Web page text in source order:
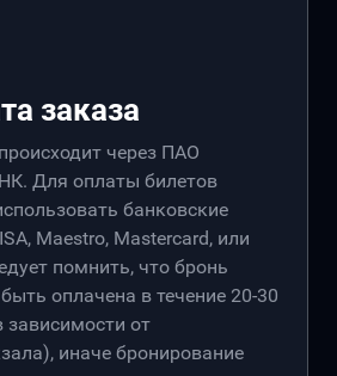
заказа
через ПАО
Для оплаты билетов
банковские
Maestro, Mastercard, или
помнить, что бронь
оплачена в течение 20-30
зависимости от
иначе бронирование